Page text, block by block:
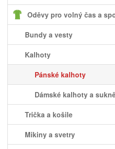
Oděvy pro volný čas a
Bundy a vesty
Kalhoty
Pánské kalhoty
Dámské kalhoty a
Trička a košile
Mikiny a svetry